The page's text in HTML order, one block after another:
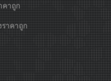
คาถูก
าคาถูก